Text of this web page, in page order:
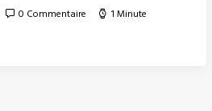
0 Commentaire 1 Minute